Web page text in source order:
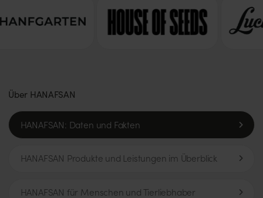
Über HANAFSAN
HANAFSAN: Daten und Fakten
HANAFSAN Produkte und Leistungen im Überblick
HANAFSAN für Menschen und Tierliebhaber